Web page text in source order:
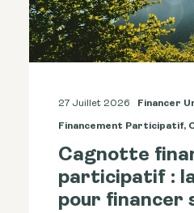
27 Juillet 2026 Financer
Financement Participatif,
Cagnotte
participatif :
pour financer